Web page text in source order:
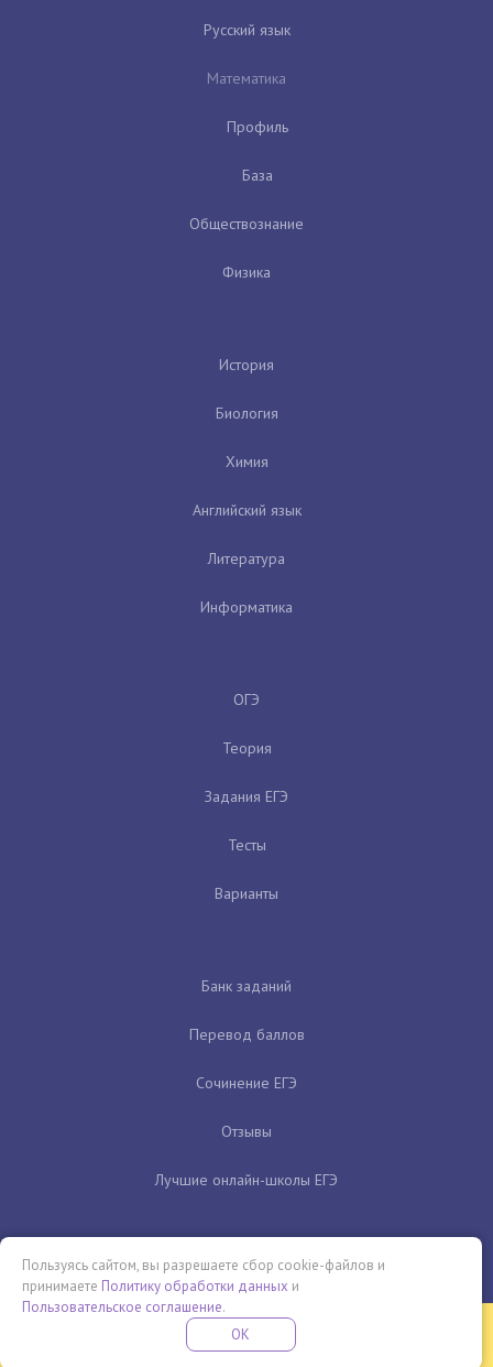
Русский язык
Математика
Профиль
База
Обществознание
Физика
История
Биология
Химия
Английский язык
Литература
Информатика
ОГЭ
Теория
Задания ЕГЭ
Тесты
Варианты
Банк заданий
Перевод баллов
Сочинение ЕГЭ
Отзывы
Лучшие онлайн-школы ЕГЭ
Бесплатная летняя школа
ПРОВЕДИ ЭТО ЛЕТО С ПОЛЬЗОЙ
Пользуясь сайтом, вы разрешаете сбор cookie-файлов и
принимаете Политику обработки данных и
Пользовательское соглашение.
OK